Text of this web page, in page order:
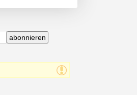
abonnieren